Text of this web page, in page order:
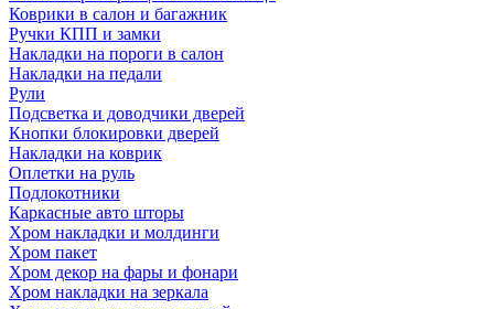
Коврики в салон и багажник
Ручки КПП и замки
Накладки на пороги в салон
Накладки на педали
Рули
Подсветка и доводчики дверей
Кнопки блокировки дверей
Накладки на коврик
Оплетки на руль
Подлокотники
Каркасные авто шторы
Хром накладки и молдинги
Хром пакет
Хром декор на фары и фонари
Хром накладки на зеркала